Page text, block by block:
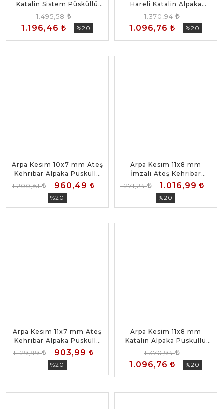
Katalin Sistem Püsküllü
Tesbih
1.495,58
1.196,46 %20
Hareli Katalin Alpaka
Püsküllü Tesbih
1.370,94
1.096,76 %20
Arpa Kesim 10x7 mm Ateş
Kehribar Alpaka Püsküllü
Tesbih
1.200,61 960,49
%20
Arpa Kesim 11x8 mm
İmzalı Ateş Kehribar
Sistem Püsküllü Tesbih
1.271,24 1.016,99
%20
Arpa Kesim 11x7 mm Ateş
Kehribar Alpaka Püsküllü
Tesbih
1.129,99 903,99
%20
Arpa Kesim 11x8 mm
Katalin Alpaka Püsküllü
Tesbih
1.370,94
1.096,76 %20